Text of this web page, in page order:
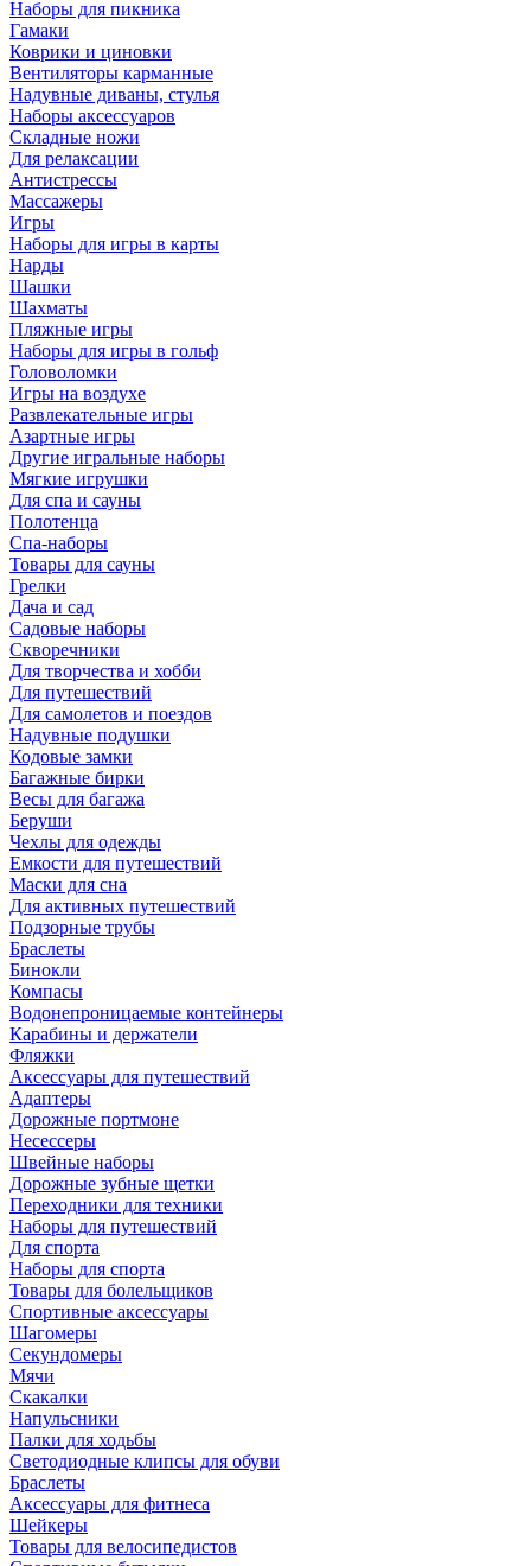
Наборы для пикника
Гамаки
Коврики и циновки
Вентиляторы карманные
Надувные диваны, стулья
Наборы аксессуаров
Складные ножи
Для релаксации
Антистрессы
Массажеры
Игры
Наборы для игры в карты
Нарды
Шашки
Шахматы
Пляжные игры
Наборы для игры в гольф
Головоломки
Игры на воздухе
Развлекательные игры
Азартные игры
Другие игральные наборы
Мягкие игрушки
Для спа и сауны
Полотенца
Спа-наборы
Товары для сауны
Грелки
Дача и сад
Садовые наборы
Скворечники
Для творчества и хобби
Для путешествий
Для самолетов и поездов
Надувные подушки
Кодовые замки
Багажные бирки
Весы для багажа
Беруши
Чехлы для одежды
Емкости для путешествий
Маски для сна
Для активных путешествий
Подзорные трубы
Браслеты
Бинокли
Компасы
Водонепроницаемые контейнеры
Карабины и держатели
Фляжки
Аксессуары для путешествий
Адаптеры
Дорожные портмоне
Несессеры
Швейные наборы
Дорожные зубные щетки
Переходники для техники
Наборы для путешествий
Для спорта
Наборы для спорта
Товары для болельщиков
Спортивные аксессуары
Шагомеры
Секундомеры
Мячи
Скакалки
Напульсники
Палки для ходьбы
Светодиодные клипсы для обуви
Браслеты
Аксессуары для фитнеса
Шейкеры
Товары для велосипедистов